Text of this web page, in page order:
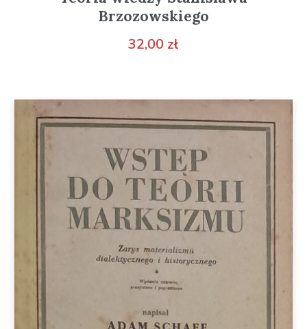
Brzozowskiego
32,00 zł